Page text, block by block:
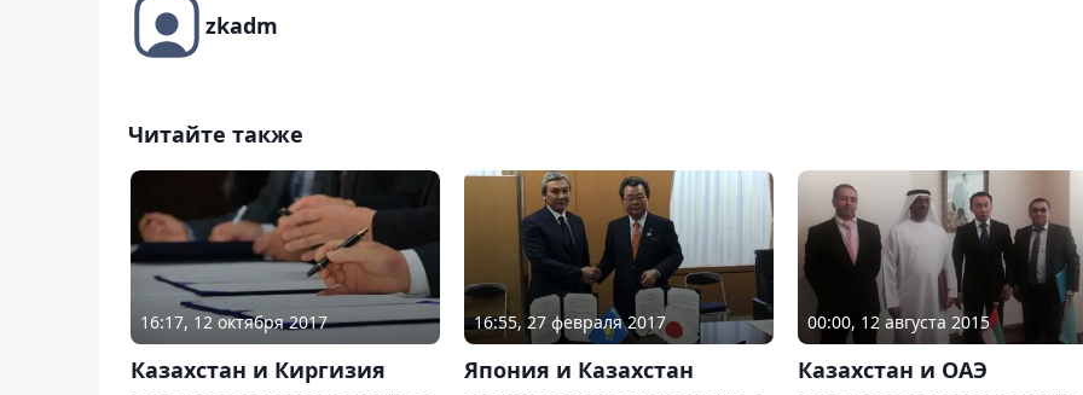
zkadm
Читайте также
16:17, 12 октября 2017
Казахстан и Киргизия
16:55, 27 февраля 2017
Япония и Казахстан
00:00, 12 августа 2015
Казахстан и ОАЭ